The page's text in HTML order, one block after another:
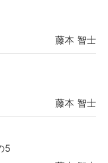
藤本 智士
藤本 智士
5